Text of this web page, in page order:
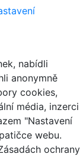
nabídli
anonymně
cookies,
média, inzerci
"Nastavení
webu.
ochrany